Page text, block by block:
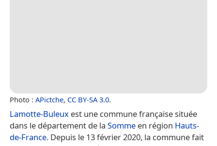
Photo : APictche, CC BY-SA 3.0.
Lamotte-Buleux est une commune française située
dans le département de la Somme en région Hauts-
de-France. Depuis le 13 février 2020, la commune fait